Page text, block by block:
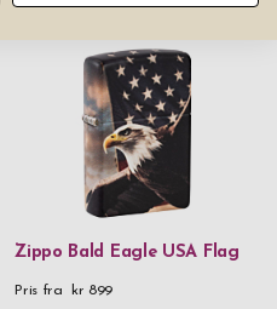
Zippo Bald Eagle USA Flag
Pris fra kr 899